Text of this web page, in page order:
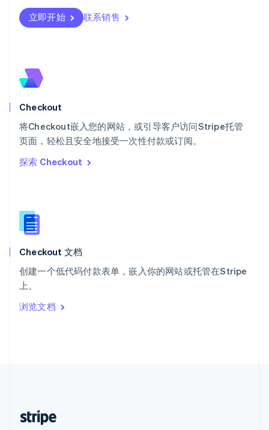
立即开始 联系销售
Checkout
将Checkout嵌入您的网站，或引导客户访问Stripe托管
页面，轻松且安全地接受一次性付款或订阅。
探索 Checkout
Checkout 文档
创建一个低代码付款表单，嵌入你的网站或托管在Stripe
上。
浏览文档
瑞典
Svenska English
瑞士
English
斯洛伐克
English
斯洛文尼亚
泰国
ไทยEnglish
English
English
新西兰
匈牙利
意大利
印度
English